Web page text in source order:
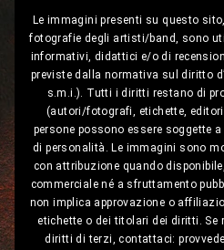
Le immagini presenti su questo
fotografie degli artisti/band, sono
informativi, didattici e/o di
previste dalla normativa sul diritto
s.m.i.). Tutti i diritti restano di
(autori/fotografi, etichette,
persone possono essere soggette
di personalità. Le immagini sono
con attribuzione quando
commerciale né a sfruttamento
non implica approvazione o
etichette o dei titolari dei diritti. Se
diritti di terzi, contattaci: